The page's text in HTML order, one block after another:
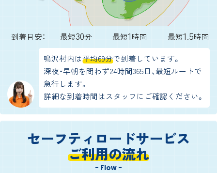
到着目安： 最短30分 最短1時間 最短1.5時間
鳴沢村内は平均69分で到着しています。
深夜・早朝を問わず24時間365日、最短ルートで
急行します。
詳細な到着時間はスタッフにご確認ください。
セーフティロードサービス
ご利用の流れ
- Flow -